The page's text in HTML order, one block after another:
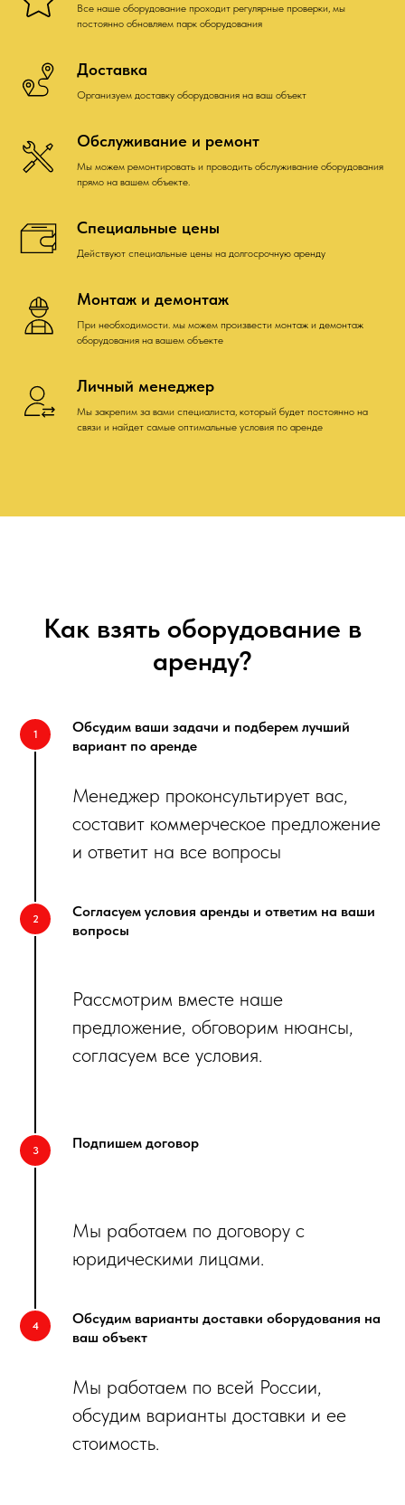
Все наше оборудование проходит регулярные проверки, мы
постоянно обновляем парк оборудования
Доставка
Организуем доставку оборудования на ваш объект
Обслуживание и ремонт
Мы можем ремонтировать и проводить обслуживание оборудования
прямо на вашем объекте.
Специальные цены
Действуют специальные цены на долгосрочную аренду
Монтаж и демонтаж
При необходимости. мы можем произвести монтаж и демонтаж
оборудования на вашем объекте
Личный менеджер
Мы закрепим за вами специалиста, который будет постоянно на
связи и найдет самые оптимальные условия по аренде
Как взять оборудование в
аренду?
Обсудим ваши задачи и подберем лучший
вариант по аренде
Менеджер проконсультирует вас,
составит коммерческое предложение
и ответит на все вопросы
Согласуем условия аренды и ответим на ваши
вопросы
Рассмотрим вместе наше
предложение, обговорим нюансы,
согласуем все условия.
Подпишем договор
Мы работаем по договору с
юридическими лицами.
Обсудим варианты доставки оборудования на
ваш объект
Мы работаем по всей России,
обсудим варианты доставки и ее
стоимость.